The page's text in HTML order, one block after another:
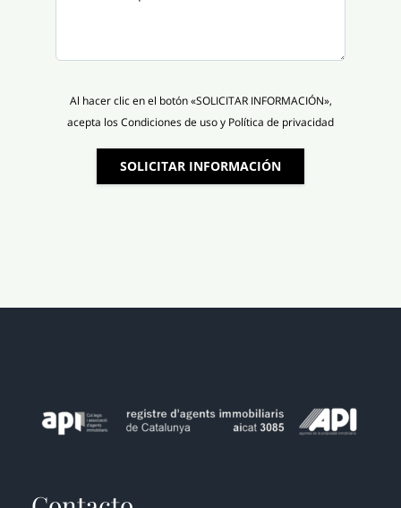
Al hacer clic en el botón «SOLICITAR INFORMACIÓN»,
acepta los Condiciones de uso y Política de privacidad
SOLICITAR INFORMACIÓN